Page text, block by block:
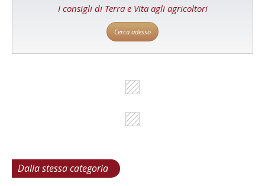
I consigli di Terra e Vita agli agricoltori
Cerca adesso
Dalla stessa categoria